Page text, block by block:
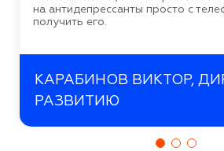
на антидепрессанты просто с
получить его.
КАРАБИНОВ ВИКТОР,
РАЗВИТИЮ